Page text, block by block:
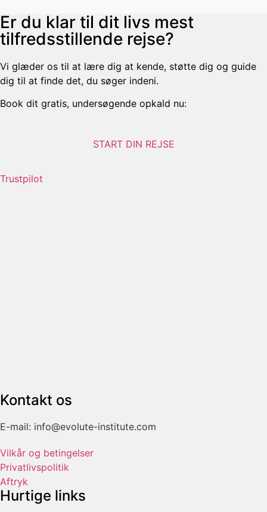
Er du klar til dit livs mest
tilfredsstillende rejse?
Vi glæder os til at lære dig at kende, støtte dig og guide
dig til at finde det, du søger indeni.
Book dit gratis, undersøgende opkald nu:
START DIN REJSE
Trustpilot
Kontakt os
E-mail: info@evolute-institute.com
Vilkår og betingelser
Privatlivspolitik
Aftryk
Hurtige links